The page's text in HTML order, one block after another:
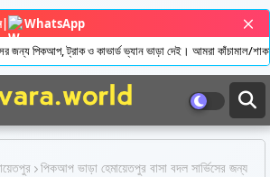
|
WhatsApp
পিকআপ, ট্রাক ও কাভার্ড ভ্যান ভাড়া দেই। আমরা কাঁচামাল/
পিকআপ ভাড়া হেমায়েতপুর বাসা বদল সার্ভিসের জন্য